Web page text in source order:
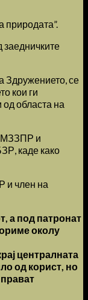
природата”.
заедничките
Здружението, се
кои ги
областа на
МЗЗПР и
каде како
и член на
а под патронат
околу
централната
од корист, но